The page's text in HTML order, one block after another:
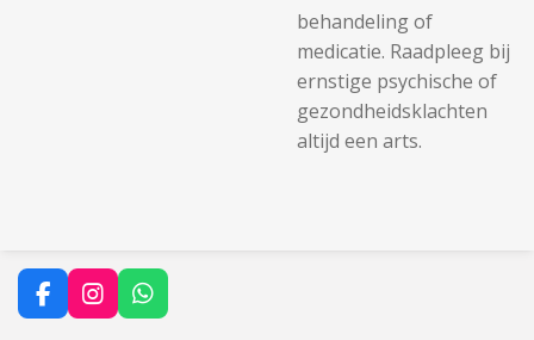
behandeling of
medicatie. Raadpleeg bij
ernstige psychische of
gezondheidsklachten
altijd een arts.
F
a
I
n
W
h